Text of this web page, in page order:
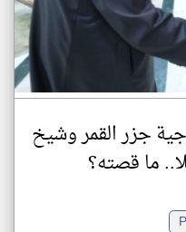
جزر القمر وشيخ
ما قصته؟